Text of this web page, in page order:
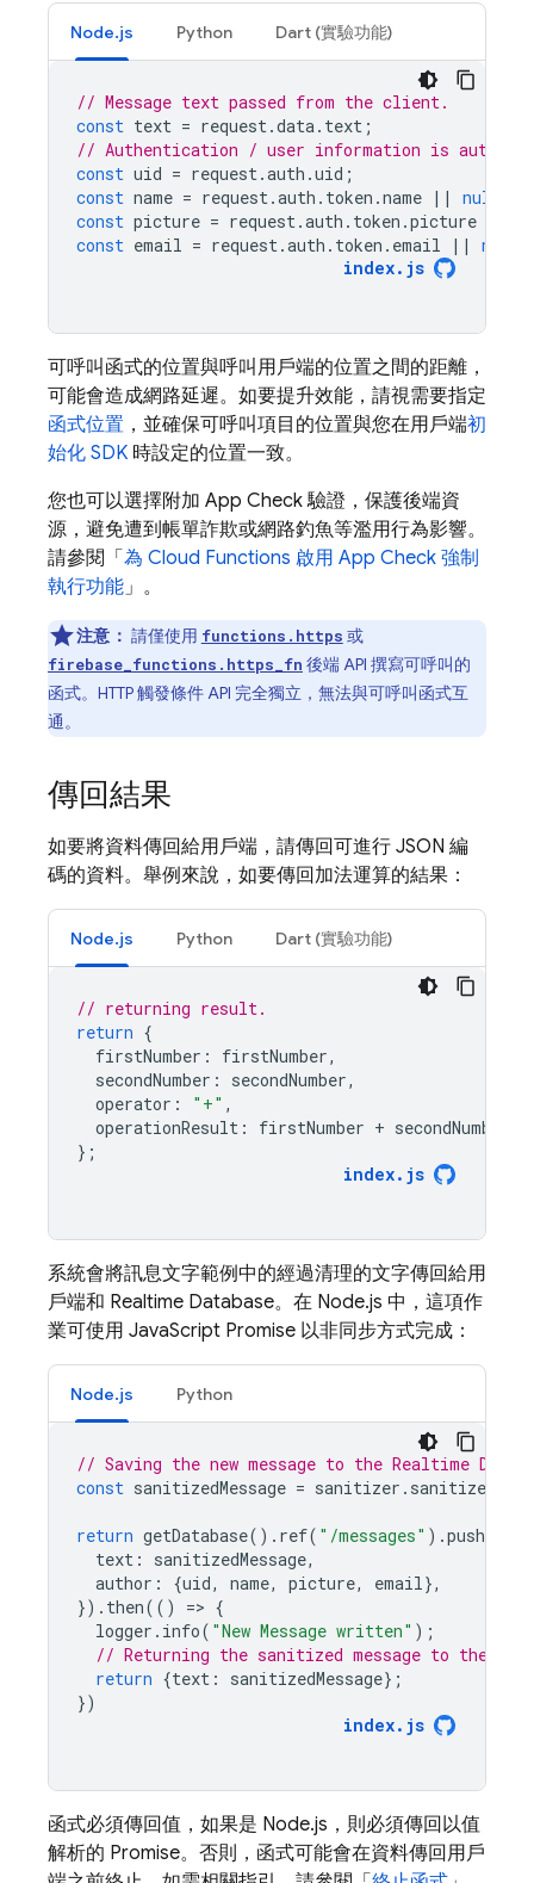
Node.js Python Dart (實驗功能)
// Message text passed from the client.
const text = request.data. text ;
// Authentication / user information is
const uid = request.auth .uid ;
const name = request.auth . token .name || null
const picture = request.auth . token .picture
const email = request.auth . token . email || null
index. js
可呼叫函式的位置與呼叫用戶端的位置之間的距離，
可能會造成網路延遲。如要提升效能，請視需要指定
函式位置 ，並確保可呼叫項目的位置與您在用戶端初
始化 SDK 時設定的位置一致。
您也可以選擇附加 App Check驗證，保護後端資
源，避免遭到帳單詐欺或網路釣魚等濫用行為影響。
請參閱「 為 Cloud Functions 啟用 App Check 強制
執行功能」。
注意： 請僅使用 functions.https 或
firebase_functions.https_fn 後端 API 撰寫可呼叫的
函式。HTTP 觸發條件 API 完全獨立，無法與可呼叫函式互
通。
傳回結果
如要將資料傳回給用戶端，請傳回可進行 JSON 編
碼的資料。舉例來說，如要傳回加法運算的結果：
Node.js Python Dart (實驗功能)
// returning result.
return {
firstNumber : firstNumber,
secondNumber : secondNumber,
operator : "+" ,
operationResult : firstNumber + secondNumber
};
index. js
系統會將訊息文字範例中的經過清理的文字傳回給用
戶端和 Realtime Database。在 Node.js 中，這項作
業可使用 JavaScript Promise 以非同步方式完成：
Node.js Python
// Saving the new message to the Realtime
const sanitizedMessage = sanitizer . sanitizeText
return getDatabase(). ref( "/messages" ).push
text : sanitizedMessage,
author : {uid, name, picture, email},
}). then(() => {
logger . info( "New Message written" );
// Returning the sanitized message to the
return {text : sanitizedMessage};
})
index. js
函式必須傳回值，如果是 Node.js，則必須傳回以值
解析的 Promise。否則，函式可能會在資料傳回用戶